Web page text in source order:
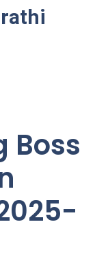
Boss